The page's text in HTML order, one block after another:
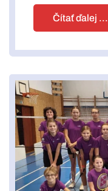
Čítať ďalej ...